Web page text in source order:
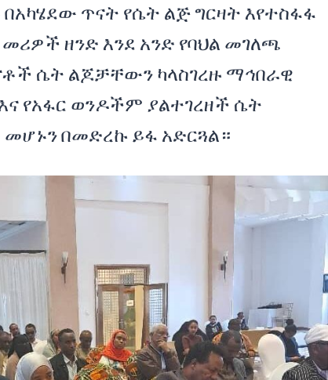
ጥናት የሴት ልጅ ግርዛት እየተስፋፋ
መሪዎች ዘንድ እንደ አንድ የባህል መገለጫ
ሴት ልጆቻቸውን ካላስገረዙ ማኅበራዊ
የአፋር ወንዶችም ያልተገረዘች ሴት
በመድረኩ ይፋ አድርጓል።